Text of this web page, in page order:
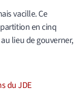
vacille. Ce
en cinq
lieu de gouverner,
du JDE